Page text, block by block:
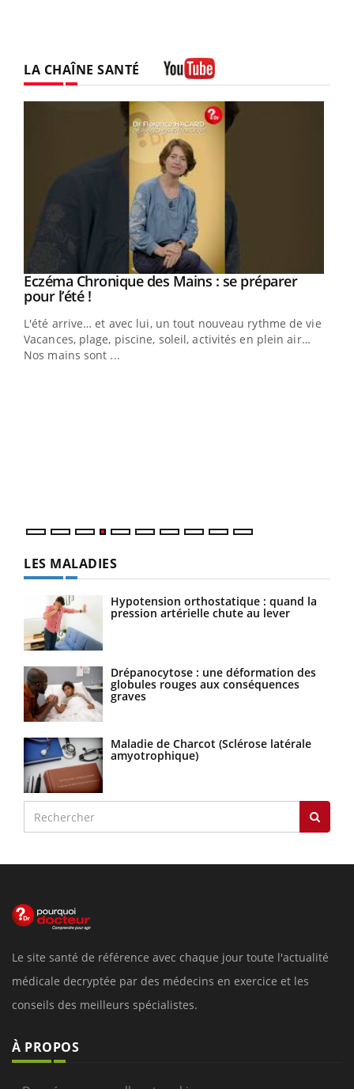
LA CHAÎNE SANTÉ
Youtube
Eczéma Chronique des Mains : se préparer
pour l’été !Youtube
L'été arrive… et avec lui, un tout nouveau rythme de vie !
Vacances, plage, piscine, soleil, activités en plein air…
Nos mains sont ...
LES MALADIES
Hypotension orthostatique : quand la
pression artérielle chute au lever
Drépanocytose : une déformation des
globules rouges aux conséquences
graves
Maladie de Charcot (Sclérose latérale
amyotrophique)
Le site santé de référence avec chaque jour toute l'actualité
médicale decryptée par des médecins en exercice et les
conseils des meilleurs spécialistes.
À PROPOS